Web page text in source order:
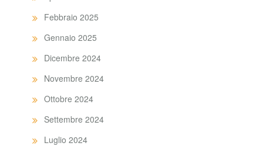
Febbraio 2025
Gennaio 2025
Dicembre 2024
Novembre 2024
Ottobre 2024
Settembre 2024
Luglio 2024